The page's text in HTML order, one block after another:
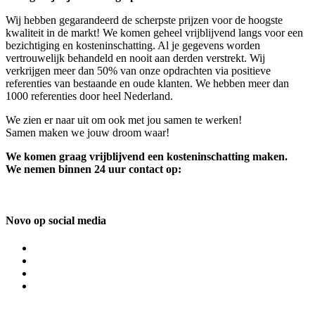
Wij hebben gegarandeerd de scherpste prijzen voor de hoogste
kwaliteit in de markt! We komen geheel vrijblijvend langs voor een
bezichtiging en kosteninschatting. Al je gegevens worden
vertrouwelijk behandeld en nooit aan derden verstrekt. Wij
verkrijgen meer dan 50% van onze opdrachten via positieve
referenties van bestaande en oude klanten. We hebben meer dan
1000 referenties door heel Nederland.
We zien er naar uit om ook met jou samen te werken!
Samen maken we jouw droom waar!
We komen graag vrijblijvend een kosteninschatting maken.
We nemen binnen 24 uur contact op:
Novo op social media